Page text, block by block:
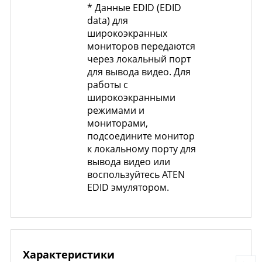
* Данные EDID (EDID
data) для
широкоэкранных
мониторов передаются
через локальный порт
для вывода видео. Для
работы с
широкоэкранными
режимами и
мониторами,
подсоедините монитор
к локальному порту для
вывода видео или
воспользуйтесь ATEN
EDID эмулятором.
Характеристики